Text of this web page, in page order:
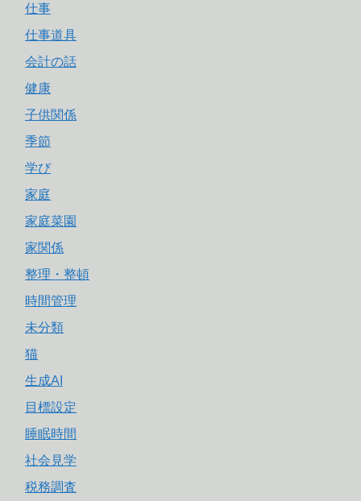
仕事
仕事道具
会計の話
健康
子供関係
季節
学び
家庭
家庭菜園
家関係
整理・整頓
時間管理
未分類
猫
生成AI
目標設定
睡眠時間
社会見学
税務調査